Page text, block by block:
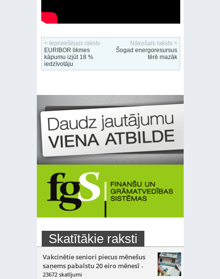
< Iepriekšējais raksts
EURIBOR likmes
kāpumu izjūt 18 %
iedzīvotāju
Nākošais raksts >
Šogad energoresursus
tērē mazāk
Skatītākie raksti
Vakcinētie seniori piecus mēnešus
saņems pabalstu 20 eiro mēnesī -
23672 skatījumi